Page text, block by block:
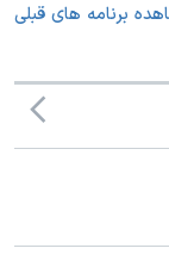
برنامه های قبلی